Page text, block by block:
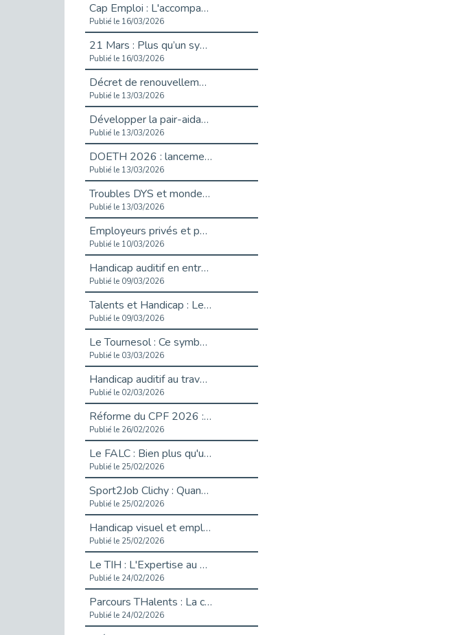
Cap Emploi : L'accompagnement EXH c’est quoi ?
Publié le 16/03/2026
21 Mars : Plus qu’un symbole, un engagement pour l’inclusion
Publié le 16/03/2026
Décret de renouvellement de l'aide aux employeurs d'apprentis
Publié le 13/03/2026
Développer la pair-aidance en santé mentale : guide pour les employeurs
Publié le 13/03/2026
DOETH 2026 : lancement de la campagne pour les employeurs publics
Publié le 13/03/2026
Troubles DYS et monde du travail : mieux comprendre pour mieux accompagner _ vidéo
Publié le 13/03/2026
Employeurs privés et publics : vigilance face aux démarchages liés à l’OETH en 2026
Publié le 10/03/2026
Handicap auditif en entreprise, aménagements pour sécuriser la communication - vidéo
Publié le 09/03/2026
Talents et Handicap : Le Top 10 des métiers plébiscités dans les Hauts-de-Seine
Publié le 09/03/2026
Le Tournesol : Ce symbole discret qui change la vie des personnes en situation de handicap invisible
Publié le 03/03/2026
Handicap auditif au travail : rendre l’invisible accessible
Publié le 02/03/2026
Réforme du CPF 2026 : Ce qui change ce printemps pour vos droits à la formation
Publié le 26/02/2026
Le FALC : Bien plus qu'une écriture, un levier d'inclusion
Publié le 25/02/2026
Sport2Job Clichy : Quand le terrain devient le plus beau des bureaux
Publié le 25/02/2026
Handicap visuel et emploi : lever les obstacles pour révéler les - vidéo
Publié le 25/02/2026
Le TIH : L'Expertise au Service de l'Inclusion
Publié le 24/02/2026
Parcours THalents : La complémentarité au service de l'Emploi.
Publié le 24/02/2026